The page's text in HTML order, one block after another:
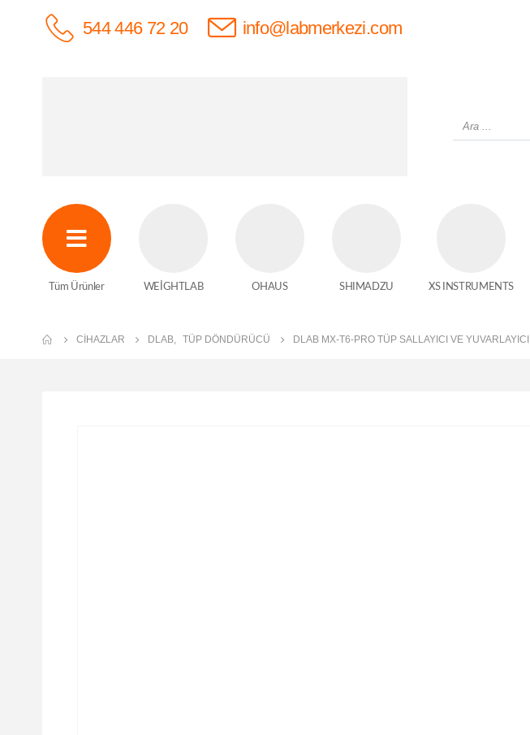
info@labmerkezi.com
544 446 72 20
Tüm Ürünler WEİGHTLAB OHAUS SHIMADZU XS INSTRUMENTS
CIHAZLAR DLAB TÜP DÖNDÜRÜCÜ DLAB MX-T6-PRO TÜP SALLAYICI VE YUVARLAYICI